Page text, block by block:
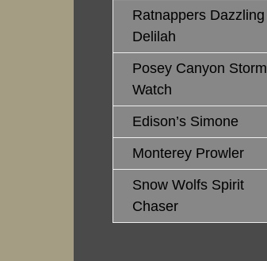
Rat­nap­pers Dazz­ling
Delilah
Po­sey Can­yon Sto­rm
Watch
Edi­son’s Sim­one
Mont­erey Prow­ler
Snow Wolfs Spi­rit
Cha­ser